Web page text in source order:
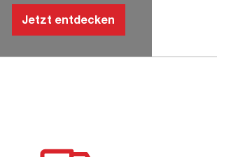
Jetzt entdecken